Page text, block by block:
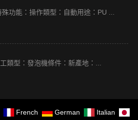
功能：操作類型：自動用途：PU ...
類型：發泡機條件：新產地：...
French German
Italian